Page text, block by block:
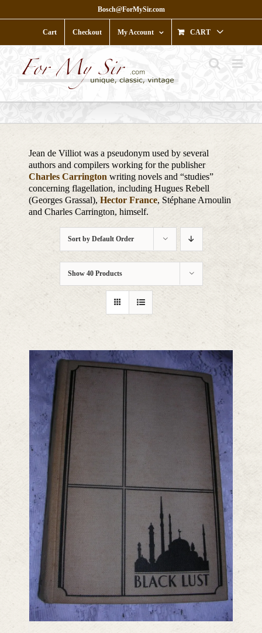
to
Bosch@ForMySir.com
Cart Checkout My Account CART
Jean de Villiot was a pseudonym used by several
authors and compilers working for the publisher
Charles Carrington writing novels and “studies”
concerning flagellation, including Hugues Rebell
(Georges Grassal),Hector France, Stéphane Arnoulin
and Charles Carrington, himself.
Sort by Default Order
Show 40 Products